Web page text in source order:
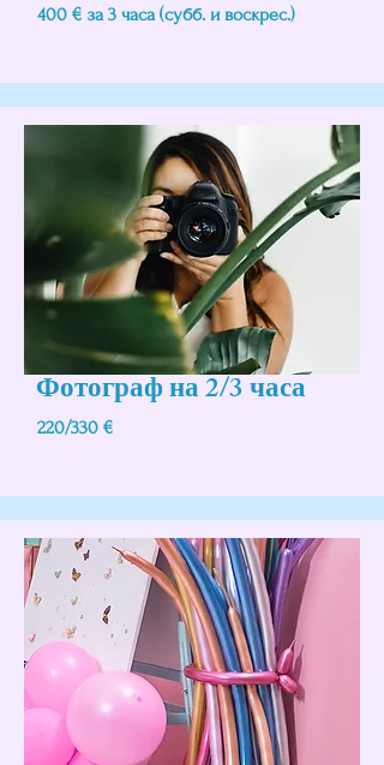
400 € за 3 часа (субб. и воскрес.)
Фотограф на 2/3 часа
220/330 €